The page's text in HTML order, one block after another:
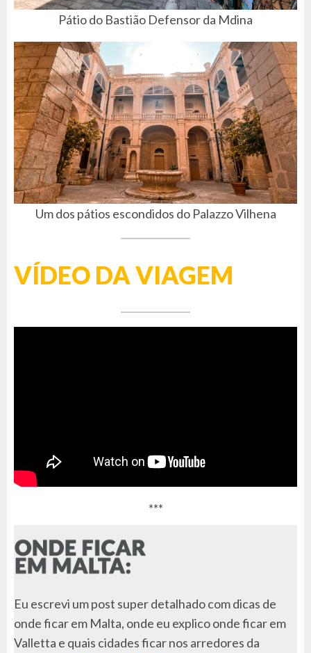
Pátio do Bastião Defensor da Mdina
Um dos pátios escondidos do Palazzo Vilhena
VÍDEO DA VIAGEM
***
Eu escrevi um post super detalhado com dicas de
onde ficar em Malta, onde eu explico onde ficar em
Valletta e quais cidades ficar nos arredores da